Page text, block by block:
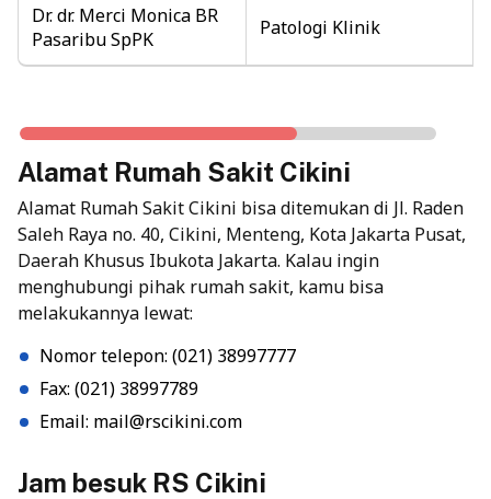
Dr. dr. Merci Monica BR
Pasaribu SpPK
Patologi Klinik
Alamat Rumah Sakit Cikini
Alamat Rumah Sakit Cikini bisa ditemukan di Jl. Raden
Saleh Raya no. 40, Cikini, Menteng, Kota Jakarta Pusat,
Daerah Khusus Ibukota Jakarta. Kalau ingin
menghubungi pihak rumah sakit, kamu bisa
melakukannya lewat:
Nomor telepon: (021) 38997777
Fax: (021) 38997789
Email: mail@rscikini.com
Jam besuk RS Cikini